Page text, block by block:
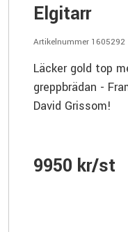
Elgitarr
Artikelnummer 1605292
Läcker gold top
greppbrädan -
David Grissom!
9950 kr/st